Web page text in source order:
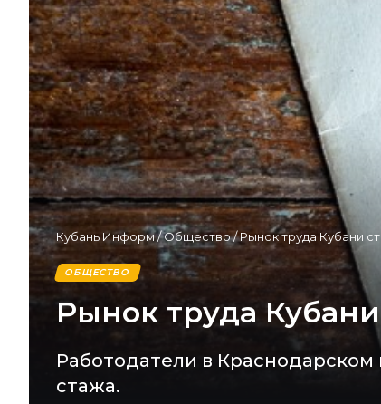
Кубань Информ/Общество/Рынок труда Кубани
ОБЩЕСТВО
Рынок труда
Работодатели в
стажа.